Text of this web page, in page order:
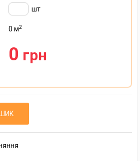
шт
0 м2
0 грн